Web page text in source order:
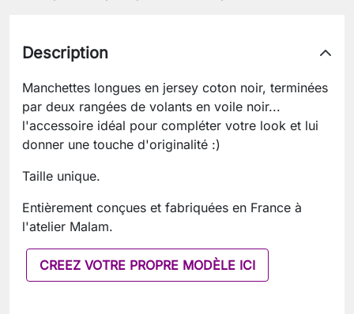
Description
Manchettes longues en jersey coton noir, terminées
par deux rangées de volants en voile noir...
l'accessoire idéal pour compléter votre look et lui
donner une touche d'originalité :)
Taille unique.
Entièrement conçues et fabriquées en France à
l'atelier Malam.
CREEZ VOTRE PROPRE MODÈLE ICI